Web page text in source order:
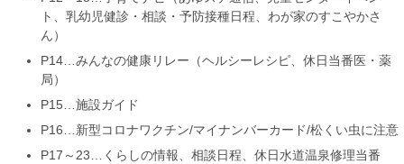
ト、乳幼児健診・相談・予防接種日程、わが家のすこやかさ
ん）
P14…みんなの健康リレー（ヘルシーレシピ、休日当番医・薬
局）
P15…施設ガイド
P16…新型コロナワクチン/マイナンバーカード/松くい虫に注意
P17～23…くらしの情報、相談日程、休日水道温泉修理当番